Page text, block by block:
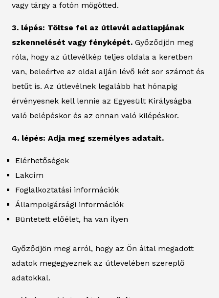
vagy tárgy a fotón mögötted.
3. lépés: Töltse fel az útlevél adatlapjának
szkennelését vagy fényképét. Győződjön meg
róla, hogy az útlevélkép teljes oldala a keretben
van, beleértve az oldal alján lévő két sor számot és
betűt is. Az útlevélnek legalább hat hónapig
érvényesnek kell lennie az Egyesült Királyságba
való belépéskor és az onnan való kilépéskor.
4. lépés: Adja meg személyes adatait.
Elérhetőségek
Lakcím
Foglalkoztatási információk
Állampolgársági információk
Büntetett előélet, ha van ilyen
Győződjön meg arról, hogy az Ön által megadott
adatok megegyeznek az útlevelében szereplő
adatokkal.